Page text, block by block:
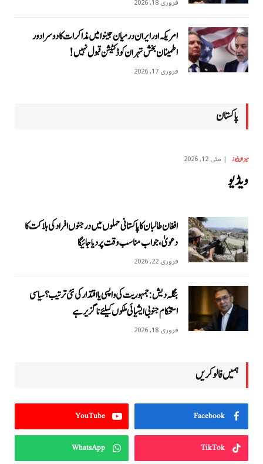
فروری 18, 2026
امریکہ اور ایران درمیان جینوا میں مذاکرات کا دوسرا دور
اطمینان بخش تہران کو ڈکٹیشن قبول نہیں!
فروری 17, 2026
پاکستان
میزان نیوز مئی 12, 2026
ویڈیو
افغان طالبان کا پاکستانی حملوں میں درجنوں افراد کی ہلاکت کا
دعویٰ، جواب مناسب وقت پر دیا جائیگا
فروری 22, 2026
بنگلہ دیش: جمہوریت کی واپسی یا اقتدار کی نئی ترتیب؟ سیاسی
استحکام جنوبی ایشیائی ملکوں کیلئے ناگزیر ہے
فروری 18, 2026
ہمیں فالو کریں
Facebook
YouTube
TikTok
WhatsApp